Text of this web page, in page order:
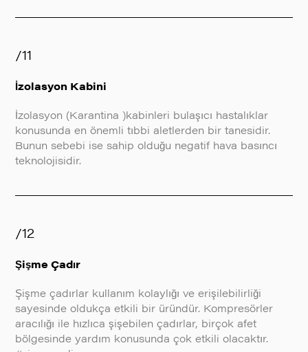
/11
İzolasyon Kabini
İzolasyon (Karantina )kabinleri bulaşıcı hastalıklar
konusunda en önemli tıbbi aletlerden bir tanesidir.
Bunun sebebi ise sahip olduğu negatif hava basıncı
teknolojisidir.
/12
Şişme Çadır
Şişme çadırlar kullanım kolaylığı ve erişilebilirliği
sayesinde oldukça etkili bir üründür. Kompresörler
aracılığı ile hızlıca şişebilen çadırlar, birçok afet
bölgesinde yardım konusunda çok etkili olacaktır.